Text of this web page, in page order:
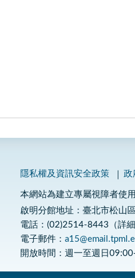
隱私權及資訊安全政策 政
本網站為建立專屬視障者使
啟明分館地址：臺北市松山
電話：(02)2514-8443（詳
電子郵件：
開放時間：週一至週日